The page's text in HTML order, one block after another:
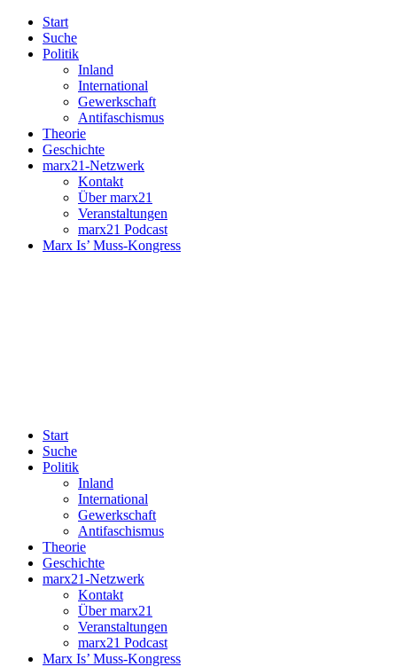
Start
Suche
Politik
Inland
International
Gewerkschaft
Antifaschismus
Theorie
Geschichte
marx21-Netzwerk
Kontakt
Über marx21
Veranstaltungen
marx21 Podcast
Marx Is’ Muss-Kongress
Start
Suche
Politik
Inland
International
Gewerkschaft
Antifaschismus
Theorie
Geschichte
marx21-Netzwerk
Kontakt
Über marx21
Veranstaltungen
marx21 Podcast
Marx Is’ Muss-Kongress